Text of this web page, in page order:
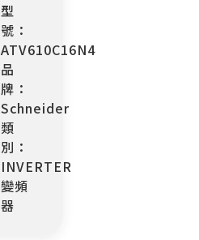
型
號：
ATV610C16N4
品
牌：
Schneider
類
別：
INVERTER
變頻
器